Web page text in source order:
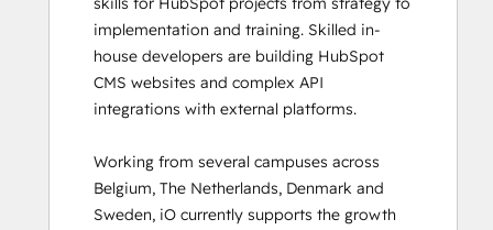
HubSpot Trainer Certification
Inbound
Inbound Marketing
Inbound Marketing Optimization
Inbound Sales
Marketing Hub Demo
Objectives-Based Onboarding
Platform Consulting
implementation and training. Skilled in-
house developers are building HubSpot
CMS websites and complex API
integrations with external platforms.
Working from several campuses across
Belgium, The Netherlands, Denmark and
Sweden, iO currently supports the growth